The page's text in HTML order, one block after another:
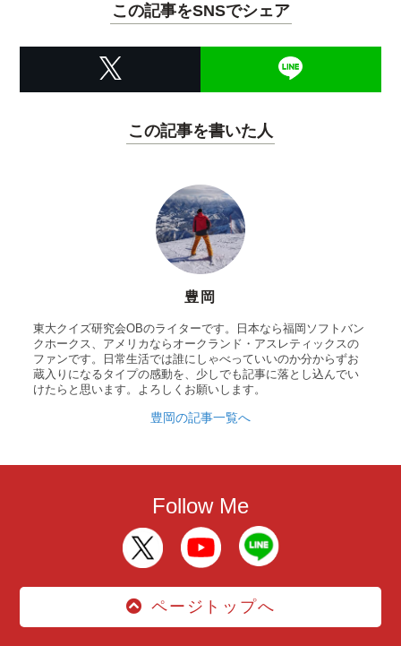
この記事をSNSでシェア
この記事を書いた人
豊岡
東大クイズ研究会OBのライターです。日本なら福岡ソフトバン
クホークス、アメリカならオークランド・アスレティックスの
ファンです。日常生活では誰にしゃべっていいのか分からずお
蔵入りになるタイプの感動を、少しでも記事に落とし込んでい
けたらと思います。よろしくお願いします。
豊岡の記事一覧へ
Follow Me
ページトップへ